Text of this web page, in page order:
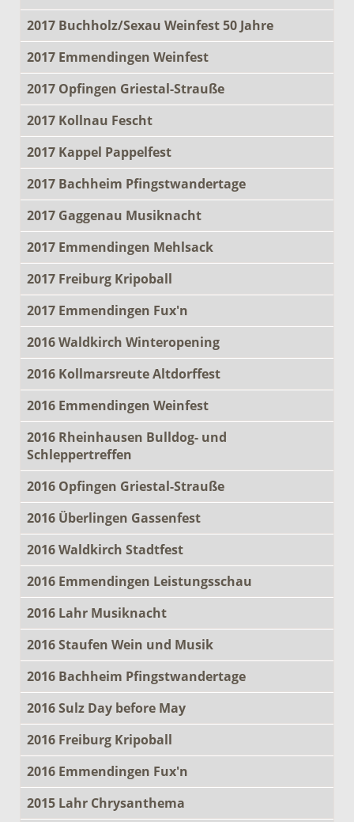
2017 Buchholz/Sexau Weinfest 50 Jahre
2017 Emmendingen Weinfest
2017 Opfingen Griestal-Strauße
2017 Kollnau Fescht
2017 Kappel Pappelfest
2017 Bachheim Pfingstwandertage
2017 Gaggenau Musiknacht
2017 Emmendingen Mehlsack
2017 Freiburg Kripoball
2017 Emmendingen Fux'n
2016 Waldkirch Winteropening
2016 Kollmarsreute Altdorffest
2016 Emmendingen Weinfest
2016 Rheinhausen Bulldog- und
Schleppertreffen
2016 Opfingen Griestal-Strauße
2016 Überlingen Gassenfest
2016 Waldkirch Stadtfest
2016 Emmendingen Leistungsschau
2016 Lahr Musiknacht
2016 Staufen Wein und Musik
2016 Bachheim Pfingstwandertage
2016 Sulz Day before May
2016 Freiburg Kripoball
2016 Emmendingen Fux'n
2015 Lahr Chrysanthema